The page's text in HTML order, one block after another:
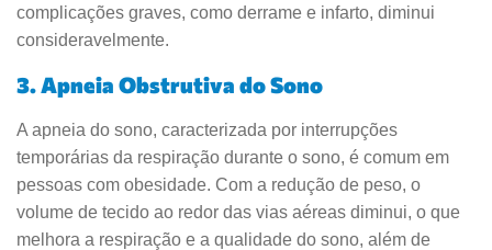
complicações graves, como derrame e infarto, diminui
consideravelmente.
3. Apneia Obstrutiva do Sono
A apneia do sono, caracterizada por interrupções
temporárias da respiração durante o sono, é comum em
pessoas com obesidade. Com a redução de peso, o
volume de tecido ao redor das vias aéreas diminui, o que
melhora a respiração e a qualidade do sono, além de